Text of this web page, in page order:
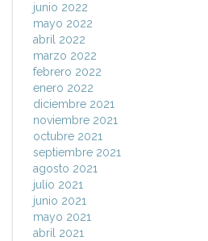
junio 2022
mayo 2022
abril 2022
marzo 2022
febrero 2022
enero 2022
diciembre 2021
noviembre 2021
octubre 2021
septiembre 2021
agosto 2021
julio 2021
junio 2021
mayo 2021
abril 2021